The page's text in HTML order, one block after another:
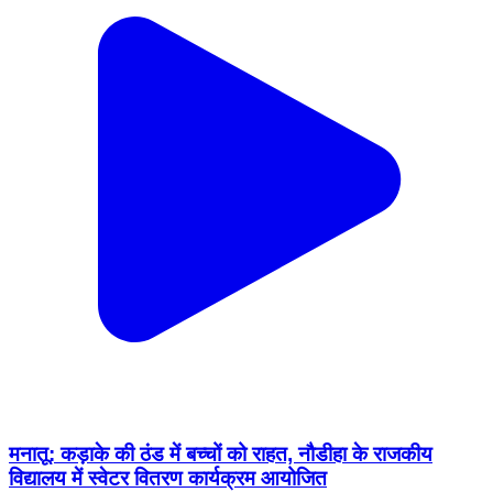
मनातू: कड़ाके की ठंड में बच्चों को राहत, नौडीहा के राजकीय
विद्यालय में स्वेटर वितरण कार्यक्रम आयोजित